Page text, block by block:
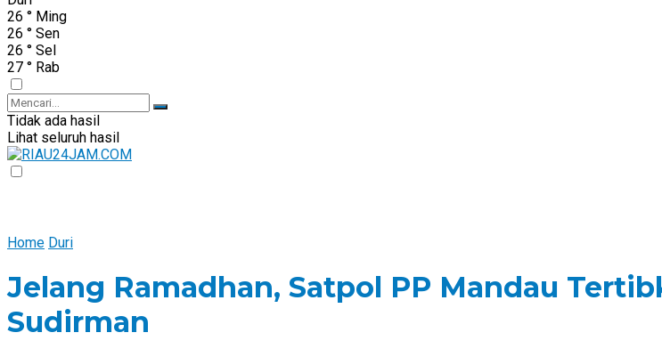
26 ° Ming
26 ° Sen
26 ° Sel
27 ° Rab
Tidak ada hasil
Lihat seluruh hasil
Home Duri
Jelang Ramadhan, Satpol PP Mandau
Sudirman